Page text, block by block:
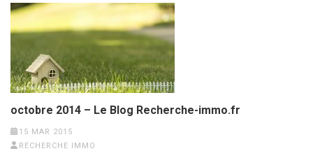
octobre 2014 – Le Blog Recherche-immo.fr
15 MAR 2015
RECHERCHE IMMO